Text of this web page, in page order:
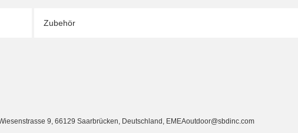
Zubehör
9, 66129 Saarbrücken, Deutschland, EMEAoutdoor@sbdinc.com